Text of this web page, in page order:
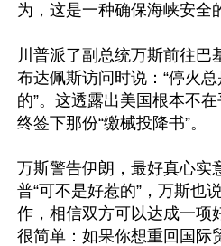
为，这是一种确保海峡安全
川普派了副总统万斯前往巴
布达佩斯访问时说：“停火
的”。这透露出美国根本不
终签下那份“缴械投降书”。
万斯警告伊朗，最好真心实
普“可不是好惹的”，万斯也
作，相信双方可以达成一项
很简单：如果你想重回国际